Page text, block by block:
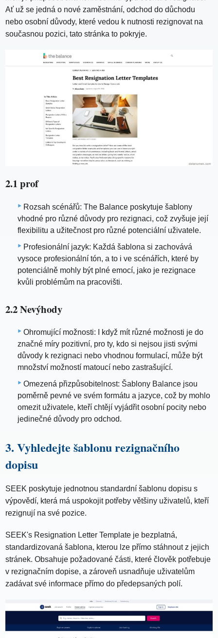
Ať už se jedná o nové zaměstnání, odchod do důchodu
nebo osobní důvody, které vedou k nutnosti rezignovat na
současnou pozici, tato stránka to pokryje.
2.1 prof
Rozsah scénářů: The Balance poskytuje šablony
vhodné pro různé důvody pro rezignaci, což zvyšuje její
flexibilitu a užitečnost pro různé potenciální uživatele.
Profesionální jazyk: Každá šablona si zachovává
vysoce profesionální tón, a to i ve scénářích, které by
potenciálně mohly být plné emocí, jako je rezignace
kvůli problémům na pracovišti.
2.2 Nevýhody
Ohromující možnosti: I když mít různé možnosti je do
značné míry pozitivní, pro ty, kdo si nejsou jisti svými
důvody k rezignaci nebo vhodnou formulací, může být
množství možností matoucí nebo zastrašující.
Omezená přizpůsobitelnost: Šablony Balance jsou
poměrně pevné ve svém formátu a jazyce, což by mohlo
omezit uživatele, kteří chtějí vyjádřit osobní pocity nebo
jedinečné důvody pro odchod.
3. Vyhledejte šablonu rezignačního
dopisu
SEEK poskytuje jednotnou standardní šablonu dopisu s
výpovědí, která má uspokojit potřeby většiny uživatelů, kteří
rezignují na své pozice.
SEEK's Resignation Letter Template je bezplatná,
standardizovaná šablona, ​​kterou lze přímo stáhnout z jejich
stránek. Obsahuje požadované části, které člověk potřebuje
v rezignačním dopise, a zároveň usnadňuje uživatelům
zadávat své informace přímo do předepsaných polí.